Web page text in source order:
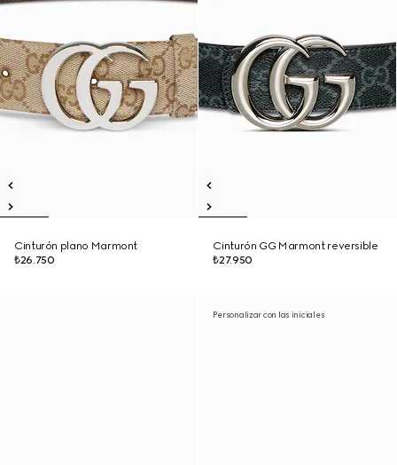
Cinturón plano Marmont
₺26.750
Cinturón GG Marmont reversible
₺27.950
Personalizar con las iniciales